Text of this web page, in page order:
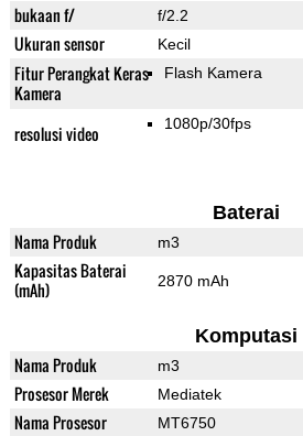
bukaan f/ f/2.2
Ukuran sensor Kecil
Fitur Perangkat Keras
Kamera
Flash Kamera
resolusi video 1080p/30fps
Baterai
Nama Produk m3
Kapasitas Baterai
(mAh)
2870 mAh
Komputasi
Nama Produk m3
Prosesor Merek Mediatek
Nama Prosesor MT6750